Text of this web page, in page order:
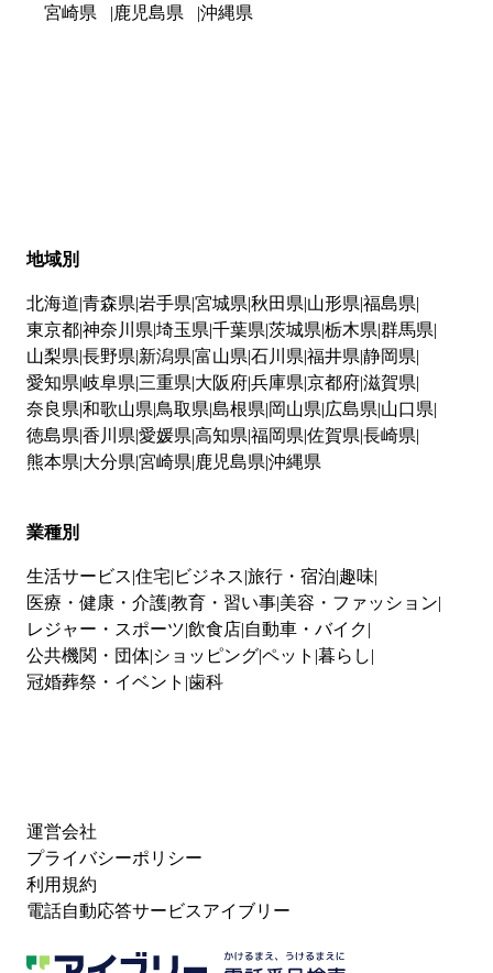
宮崎県
鹿児島県 沖縄県
地域別
北海道 青森県 岩手県 宮城県 秋田県 山形県 福島県
東京都神奈川県 埼玉県 千葉県 茨城県 栃木県 群馬県
山梨県 長野県 新潟県 富山県 石川県 福井県 静岡県
愛知県 岐阜県 三重県 大阪府兵庫県 京都府滋賀県
奈良県 和歌山県 鳥取県 島根県 岡山県 広島県 山口県
徳島県 香川県 愛媛県 高知県 福岡県 佐賀県 長崎県
熊本県 大分県 宮崎県 鹿児島県 沖縄県
業種別
生活サービス 住宅 ビジネス 旅行・宿泊 趣味
医療・健康・介護教育・習い事 美容・ファッション
レジャー・スポーツ 飲食店 自動車・バイク
公共機関・団体 ショッピングペット 暮らし
冠婚葬祭・イベント 歯科
運営会社
プライバシーポリシー
利用規約
電話自動応答サービスアイブリー